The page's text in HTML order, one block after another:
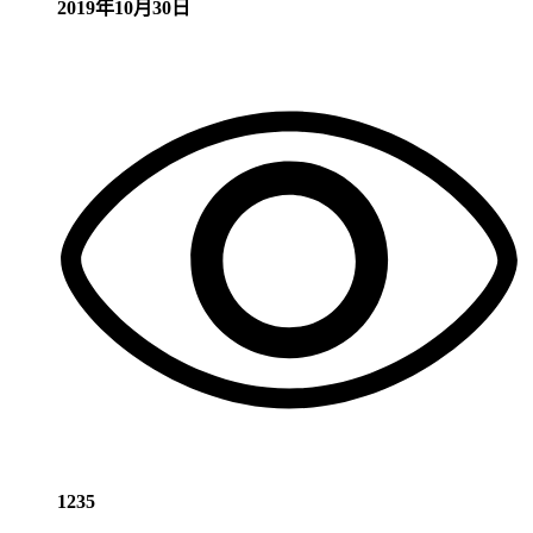
2019年10月30日
1235